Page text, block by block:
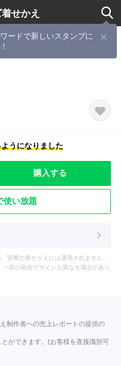
せかえ
ードで新しいスタンプに
Wave Dolphin
うになりました
購入する
使い放題
実際の着せかえには適用されません。
部の画面デザインが異なる場合があり
制作者への売上レポートの提供の
ができます。(お客様を直接識別可